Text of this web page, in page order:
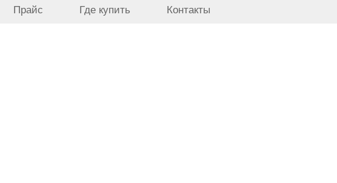
Прайс Где купить Контакты